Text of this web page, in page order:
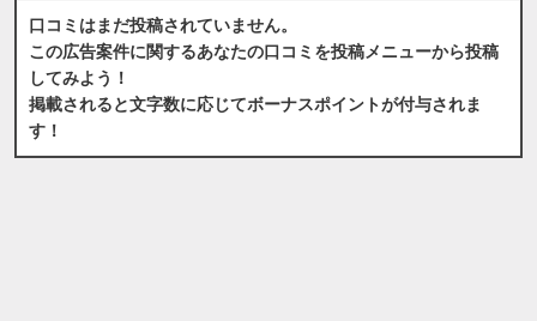
口コミはまだ投稿されていません。
この広告案件に関するあなたの口コミを投稿メニューから投稿
してみよう！
掲載されると文字数に応じてボーナスポイントが付与されま
す！